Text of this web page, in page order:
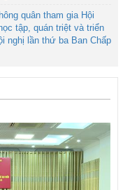
quân tham gia Hội
tập, quán triệt và triển
nghị lần thứ ba Ban Chấp